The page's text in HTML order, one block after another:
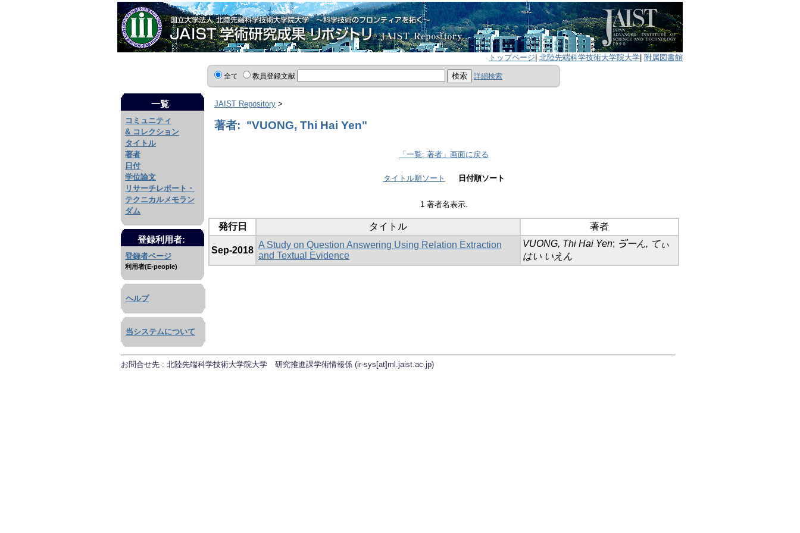
トップページ 北陸先端科学技術大学院大学 附属図書館
全て 教員登録文献 詳細検索
一覧
コミュニティ
& コレクション
タイトル
著者
日付
学位論文
リサーチレポート・
テクニカルメモラン
ダム
登録利用者:
登録者ページ
利用者(E-people)
ヘルプ
当システムについて
JAIST Repository >
著者: "VUONG, Thi Hai Yen"
「一覧: 著者」画面に戻る
タイトル順ソート 日付順ソート
1 著者名表示.
発行日 タイトル 著者
Sep-2018
A Study on Question Answering Using Relation Extraction
and Textual Evidence
VUONG, Thi Hai Yen; ゔーん, てぃ
はい いえん
お問合せ先 : 北陸先端科学技術大学院大学 研究推進課学術情報係 (ir-sys[at]ml.jaist.ac.jp)